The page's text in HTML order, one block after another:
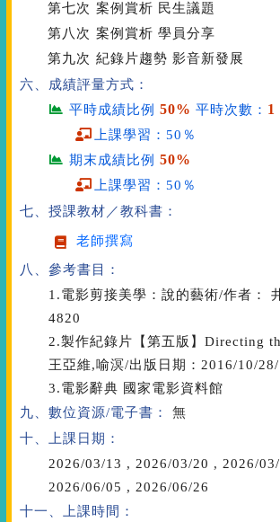
第七次 案例賞析 民生議題
第八次 案例賞析 學員分享
第九次 紀錄片趨勢 影音新發展
六、成績評量方式：
平時成績比例50% 平時次數： 1
上課學習：50％
期末成績比例50%
上課學習：50％
七、授課教材／教科書：
老師撰寫
八、參考書目：
1.電影剪接美學：說的藝術/作者：
4820
2.製作紀錄片【第五版】Directing
王亞維,喻溟/出版日期：2016/10/
3.電影辭典 國家電影資料館
九、數位資源/電子書：
無
十、上課日期：
2026/03/13 , 2026/03/20 , 2026/
2026/06/05 , 2026/06/26
十一、上課時間：